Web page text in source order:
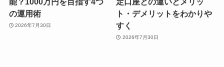
の運用術
2026年7月30日
ト・デメリットをわかりや
すく
2026年7月30日